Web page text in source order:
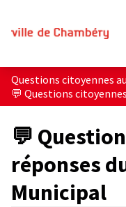
Questions citoyennes
💬 Questions citoyennes
💬
réponses
Municipal